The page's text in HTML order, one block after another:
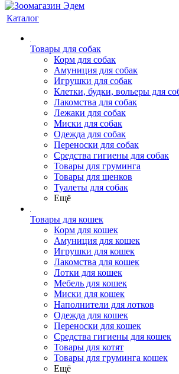
Каталог
Товары для собак
Корм для собак
Амуниция для собак
Игрушки для собак
Клетки, будки, вольеры для
Лакомства для собак
Лежаки для собак
Миски для собак
Одежда для собак
Переноски для собак
Средства гигиены для собак
Товары для груминга
Товары для щенков
Туалеты для собак
Ещё
Товары для кошек
Корм для кошек
Амуниция для кошек
Игрушки для кошек
Лакомства для кошек
Лотки для кошек
Мебель для кошек
Миски для кошек
Наполнители для лотков
Одежда для кошек
Переноски для кошек
Средства гигиены для кошек
Товары для котят
Товары для груминга кошек
Ещё